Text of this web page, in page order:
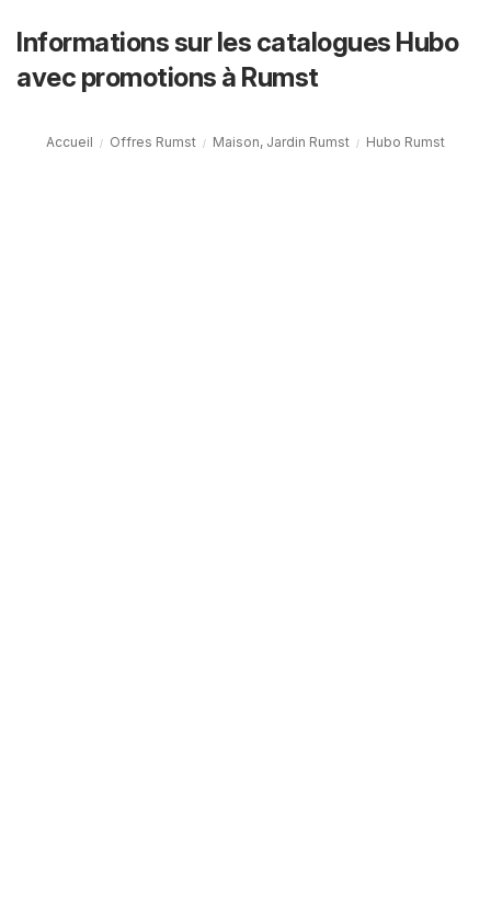
Informations sur les catalogues Hubo
avec promotions à Rumst
Accueil Offres Rumst Maison, Jardin Rumst Hubo Rumst